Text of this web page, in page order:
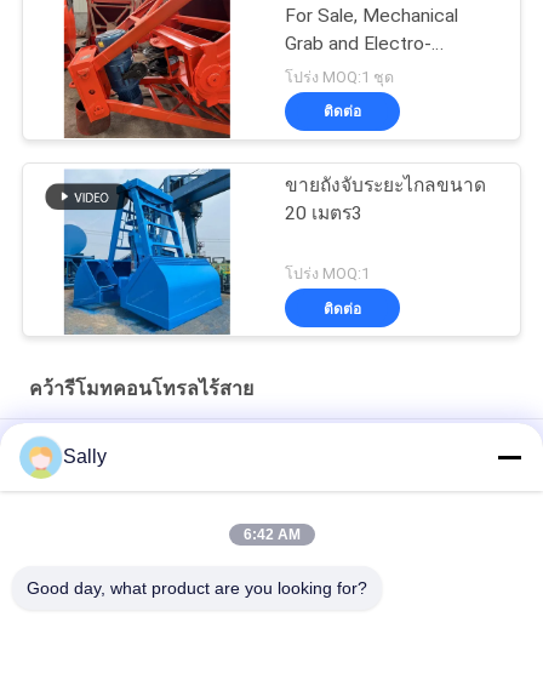
For Sale, Mechanical
Grab and Electro-
hydraulic Grab
โปร่ง MOQ:1 ชุด
ติดต่อ
ขายถังจับระยะไกลขนาด
20 เมตร3
โปร่ง MOQ:1
ติดต่อ
คว้ารีโมทคอนโทรลไร้สาย
คว้ารีโมทคอนโทรลวิทยุ 100 ม
Sally
6:42 AM
Good day, what product are you looking for?